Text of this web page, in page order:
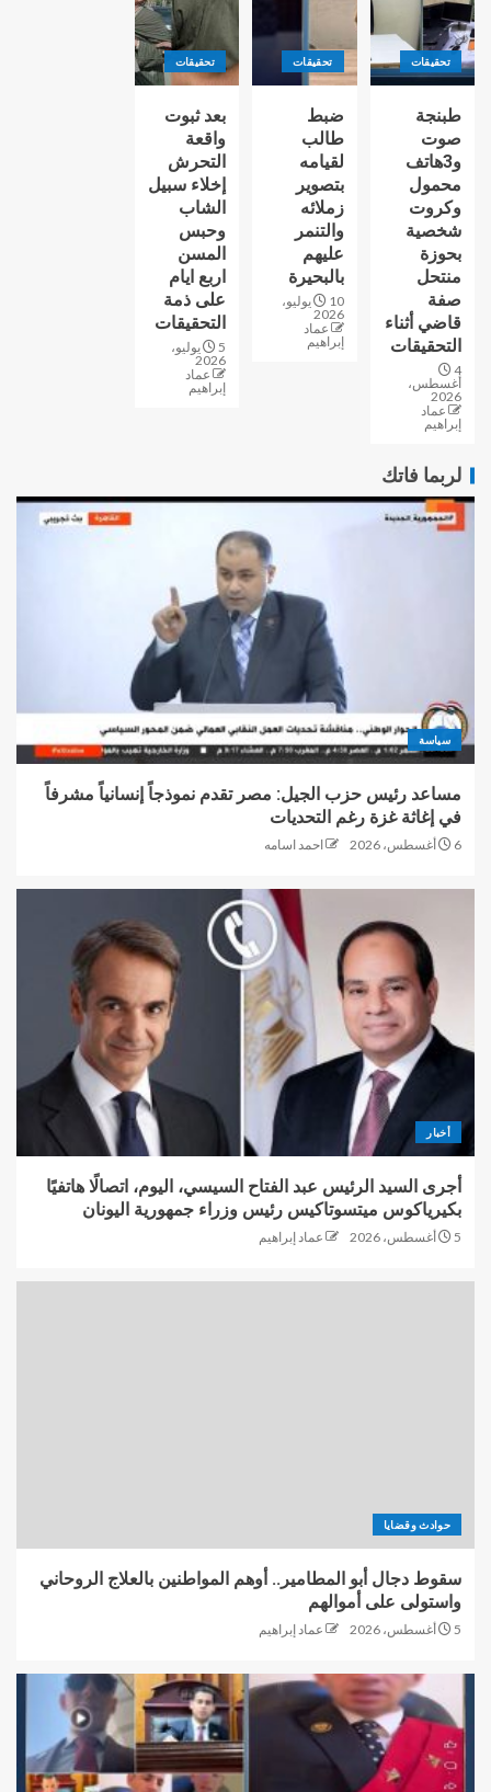
تحقيقات
طبنجة
صوت
و3هاتف
محمول
وكروت
شخصية
بحوزة
منتحل
صفة
قاضي أثناء
التحقيقات
4
أغسطس،
2026
عماد
إبراهيم
تحقيقات
ضبط
طالب
لقيامه
بتصوير
زملائه
والتنمر
عليهم
بالبحيرة
10 يوليو،
2026
عماد
إبراهيم
تحقيقات
بعد ثبوت
واقعة
التحرش
إخلاء سبيل
الشاب
وحبس
المسن
اربع ايام
على ذمة
التحقيقات
5 يوليو،
2026
عماد
إبراهيم
لربما فاتك
سياسة
مساعد رئيس حزب الجيل: مصر تقدم نموذجاً إنسانياً مشرفاً
في إغاثة غزة رغم التحديات
6 أغسطس، 2026 احمد اسامه
أخبار
أجرى السيد الرئيس عبد الفتاح السيسي، اليوم، اتصالًا هاتفيًا
بكيرياكوس ميتسوتاكيس رئيس وزراء جمهورية اليونان
5 أغسطس، 2026 عماد إبراهيم
حوادث وقضايا
سقوط دجال أبو المطامير.. أوهم المواطنين بالعلاج الروحاني
واستولى على أموالهم
5 أغسطس، 2026 عماد إبراهيم